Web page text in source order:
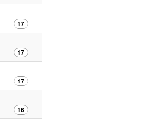
17
17
17
16